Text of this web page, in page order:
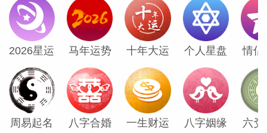
的伴侣资金充裕，并愿意提供帮助。
与此同时，亲爱的射手座，请转动你的指南
针，选择下一次将要前往的城市或地区吧。
力量与你同在！从2026年6月30日到2027年
7月26日，这一年多的每一天都将充满新的
冒险可能，令人期待而愉悦！
2026星运 马年运势 十年大运 个人星盘 情侣
周易起名 八字合婚 一生财运 八字姻缘 六爻